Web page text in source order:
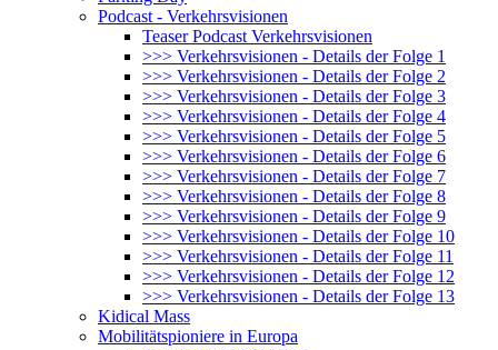
Podcast - Verkehrsvisionen
Teaser Podcast Verkehrsvisionen
>>> Verkehrsvisionen - Details der Folge 1
>>> Verkehrsvisionen - Details der Folge 2
>>> Verkehrsvisionen - Details der Folge 3
>>> Verkehrsvisionen - Details der Folge 4
>>> Verkehrsvisionen - Details der Folge 5
>>> Verkehrsvisionen - Details der Folge 6
>>> Verkehrsvisionen - Details der Folge 7
>>> Verkehrsvisionen - Details der Folge 8
>>> Verkehrsvisionen - Details der Folge 9
>>> Verkehrsvisionen - Details der Folge 10
>>> Verkehrsvisionen - Details der Folge 11
>>> Verkehrsvisionen - Details der Folge 12
>>> Verkehrsvisionen - Details der Folge 13
Kidical Mass
Mobilitätspioniere in Europa